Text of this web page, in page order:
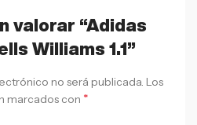
valorar “Adidas
Williams 1.1”
no será publicada. Los
marcados con *